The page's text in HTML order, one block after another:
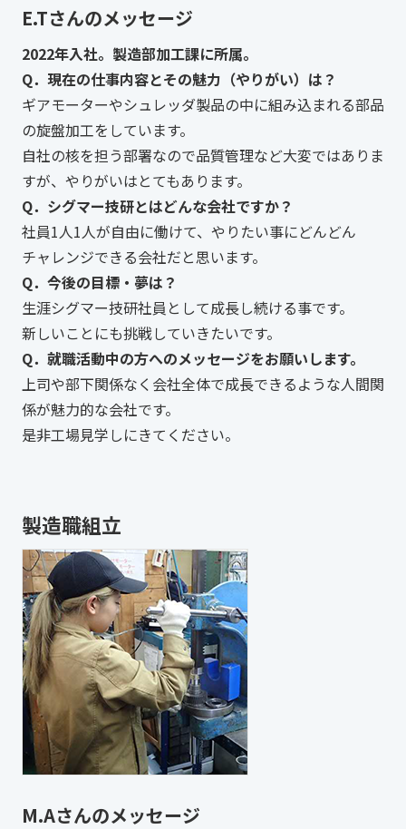
E.Tさんのメッセージ
2022年入社。製造部加工課に所属。
Q．現在の仕事内容とその魅力（やりがい）は？
ギアモーターやシュレッダ製品の中に組み込まれる部品
の旋盤加工をしています。
自社の核を担う部署なので品質管理など大変ではありま
すが、やりがいはとてもあります。
Q．シグマー技研とはどんな会社ですか？
社員1人1人が自由に働けて、やりたい事にどんどん
チャレンジできる会社だと思います。
Q．今後の目標・夢は？
生涯シグマー技研社員として成長し続ける事です。
新しいことにも挑戦していきたいです。
Q．就職活動中の方へのメッセージをお願いします。
上司や部下関係なく会社全体で成長できるような人間関
係が魅力的な会社です。
是非工場見学しにきてください。
製造職組立
M.Aさんのメッセージ